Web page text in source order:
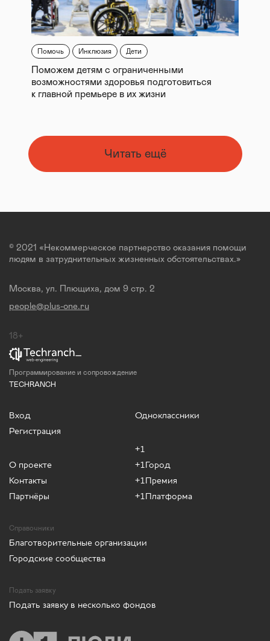
Помочь Инклюзия Дети
Поможем детям с ограниченными
возможностями здоровья подготовиться
к главной премьере в их жизни
Читать ещё
© 2021 «Некоммерческое партнерство оказания помощи
людям в затруднительных жизненных обстоятельствах.»
Москва, ул. Плющиха, дом 9 стр. 2
people@plus-one.ru
18+
Программирование и сопровождение
TECHRANCH
Вход
Регистрация
О проекте
Контакты
Партнёры
Одноклассники
+1
+1Город
+1Премия
+1Платформа
Справочники
Благотворительные организации
Городские сообщества
Подать заявку
Подать заявку в несколько фондов